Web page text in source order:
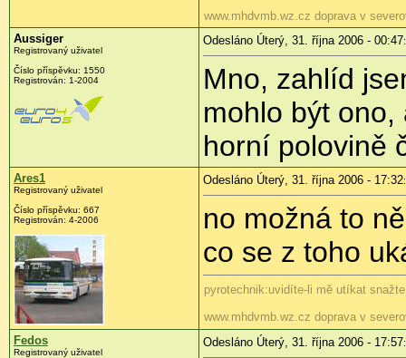
www.mhdvmb.wz.cz doprava v
Aussiger
Registrovaný uživatel
Číslo příspěvku: 1550
Registrován: 1-2004
Odesláno Úterý, 31. října 2006 - 00:47
Mno, zahlíd
mohlo být
horní polovině
Ares1
Registrovaný uživatel
Číslo příspěvku: 667
Registrován: 4-2006
Odesláno Úterý, 31. října 2006 - 17:32
no možná to
co se z toho
pyrotechnik:uvidíte-li mě utíkat
www.mhdvmb.wz.cz doprava v
Fedos
Registrovaný uživatel
Odesláno Úterý, 31. října 2006 - 17:57